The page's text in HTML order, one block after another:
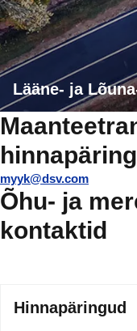
Lääne- ja
myyk@dsv.com
Õhu- ja
kontaktid
Hinnapäringud